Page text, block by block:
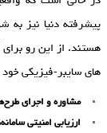
پیشرفته دنیا نیز به
هستند. از این رو برای
های سایبر-فیزیکی
مشاوره و اجرای
ارزیابی امنیتی